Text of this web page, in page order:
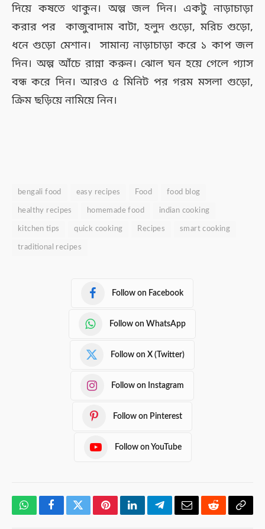
দিয়ে কষতে থাকুন। অল্প জল দিন। একটু নাড়াচাড়া
করার পর কাজুবাদাম বাটা, হলুদ গুড়ো, মরিচ গুড়ো,
ধনে গুড়ো মেশান। সামান্য নাড়াচাড়া করে ১ কাপ জল
দিন। অল্প আঁচে রান্না করুন। ঝোল ঘন হয়ে গেলে গ্যাস
বন্ধ করে দিন। আরও ৫ মিনিট পর গরম মসলা গুড়ো,
ক্রিম ছড়িয়ে নামিয়ে নিন।
bengali food easy recipes Food food blog
healthy recipes homemade food indian cooking
kitchen tips quick cooking Recipes smart cooking
traditional recipes
Follow on Facebook
Follow on WhatsApp
Follow on X (Twitter)
Follow on Instagram
Follow on Pinterest
Follow on YouTube
WhatsAppFacebookTwitterPinterestLinkedInTelegramEmailRedditCopy